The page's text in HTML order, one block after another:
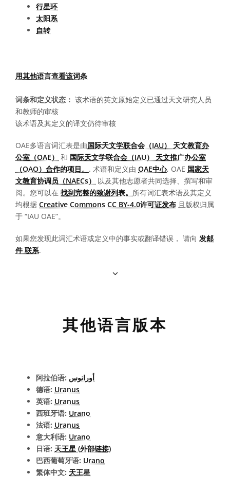
行星环
太阳系
自转
用其他语言查看该词条
词条和定义状态： 该术语的英文原始定义已通过天文研究人员
和教师的审核
该术语及其定义的译文仍待审核
OAE多语言词汇表是由国际天文学联合会（IAU） 天文教育办
公室（OAE）
和 国际天文学联合会（IAU） 天文推广办公室
（OAO）合作的项目。 . 术语和定义由 OAE中心, OAE 国家天
文教育协调员（NAECs）
以及其他志愿者共同选择、撰写和审
阅。您可以在 找到完整的致谢列表。 所有词汇表术语及其定义
均根据 Creative Commons CC BY-4.0许可证发布 且版权归属
于 “IAU OAE”。
如果您发现此词汇术语或定义中的事实或翻译错误， 请向 发邮
件 联系.
其他语言版本
阿拉伯语: أورانوس
德语: Uranus
英语: Uranus
西班牙语: Urano
法语: Uranus
意大利语: Urano
日语: 天王星 (外部链接)
巴西葡萄牙语: Urano
繁体中文: 天王星